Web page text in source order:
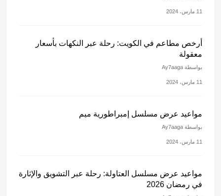
11 مارس، 2024
أرخص مطاعم في الكويت: رحلة عبر النكهات بأسعار
معقولة
بواسطة Ay7aaga
11 مارس، 2024
مواعيد عرض مسلسل إمبراطورية ميم
بواسطة Ay7aaga
11 مارس، 2024
مواعيد عرض مسلسل العتاولة: رحلة عبر التشويق والإثارة
في رمضان 2026